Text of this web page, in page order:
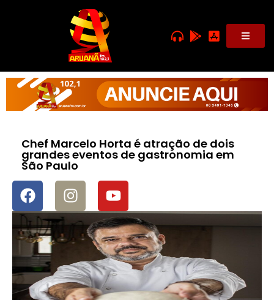
Chef Marcelo Horta é atração de dois
grandes eventos de gastronomia em
São Paulo